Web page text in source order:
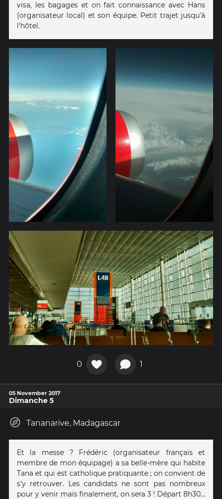
visa, les bagages et on fait connaissance avec Hans
(organisateur local) et son équipe. Petit trajet jusqu'à
l'hôtel.
0 1
05 November 2017
Dimanche 5
Tananarive, Madagascar
Et la messe ? Frédéric (organisateur français et
membre de mon équipage) a sa belle-mère qui habite
Tana et qui est catholique pratiquante ; on convient de
s'y retrouver. Les candidats ne sont pas nombreux
pour y venir mais finalement, on sera 3 ! Départ 8h30...